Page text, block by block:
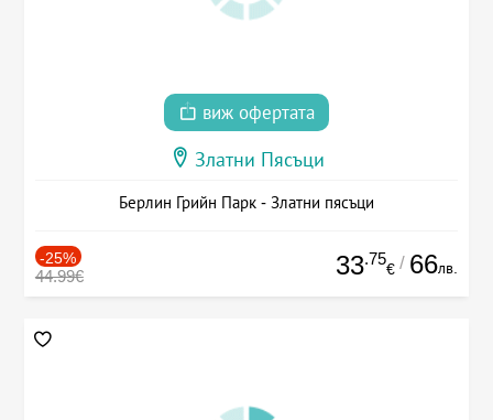
виж офертата
Златни Пясъци
Берлин Грийн Парк - Златни пясъци
-25%
44.99€ 33.75
€ / 66лв.